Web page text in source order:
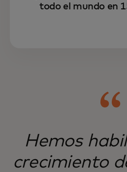
Mastercard Move
personas de todo el
todo el mundo en
Hemos
crecimiento